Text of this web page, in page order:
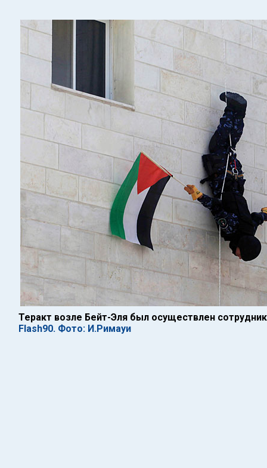
Теракт возле Бейт-Эля был осуществлен
Flash90. Фото: И.Римауи